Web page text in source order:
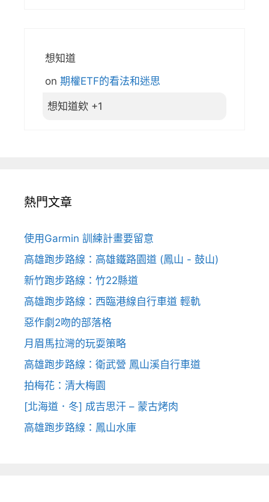
想知道
on 期權ETF的看法和迷思
想知道欸 +1
熱門文章
使用Garmin 訓練計畫要留意
高雄跑步路線：高雄鐵路園道 (鳳山 - 鼓山)
新竹跑步路線：竹22縣道
高雄跑步路線：西臨港線自行車道 輕軌
惡作劇2吻的部落格
月眉馬拉灣的玩耍策略
高雄跑步路線：衛武營 鳳山溪自行車道
拍梅花：清大梅園
[北海道．冬] 成吉思汗 – 蒙古烤肉
高雄跑步路線：鳳山水庫